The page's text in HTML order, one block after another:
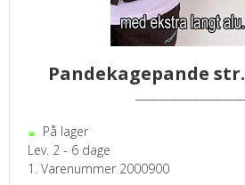
Pandekagepande str.
På lager
Lev. 2 - 6 dage
1. Varenummer 2000900